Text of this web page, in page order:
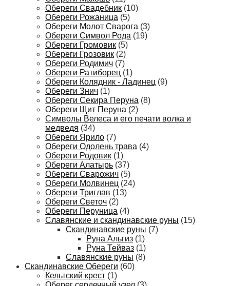
Обереги Свадебник (10)
Обереги Рожаница (5)
Обереги Молот Сварога (3)
Обереги Символ Рода (19)
Обереги Громовик (5)
Обереги Грозовик (2)
Обереги Родимич (7)
Обереги Ратиборец (1)
Обереги Колядник - Ладинец (9)
Обереги Знич (1)
Обереги Секира Перуна (8)
Обереги Щит Перуна (2)
Символы Велеса и его печати волка и
медведя (34)
Обереги Ярило (7)
Обереги Одолень трава (4)
Обереги Родовик (1)
Обереги Алатырь (37)
Обереги Сварожич (5)
Обереги Молвинец (24)
Обереги Триглав (13)
Обереги Светоч (2)
Обереги Перуница (4)
Славянские и скандинавские руны (15)
Скандинавские руны (7)
Руна Альгиз (1)
Руна Тейваз (1)
Славянские руны (8)
Скандинавские Обереги (60)
Кельтский крест (1)